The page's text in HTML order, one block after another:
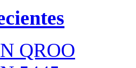
QROO